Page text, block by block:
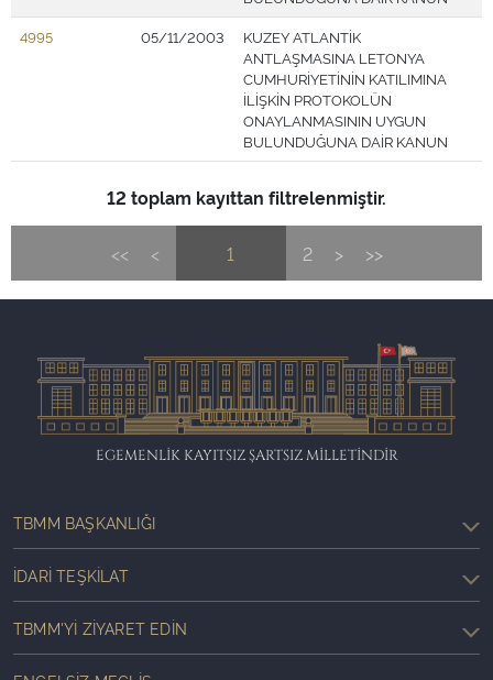
4995
05/11/2003
KUZEY ATLANTİK
ANTLAŞMASINA LETONYA
CUMHURİYETİNİN KATILIMINA
İLİŞKİN PROTOKOLÜN
ONAYLANMASININ UYGUN
BULUNDUĞUNA DAİR KANUN
12 toplam kayıttan filtrelenmiştir.
<< < 1 2 > >>
EGEMENLİK KAYITSIZ ŞARTSIZ MİLLETİNDİR
TBMM BAŞKANLIĞI
İDARI TEŞKILAT
TBMM'YI ZIYARET EDIN